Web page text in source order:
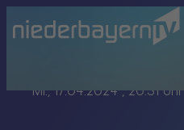
Mi., 17.04.2024, 20:31 Uhr